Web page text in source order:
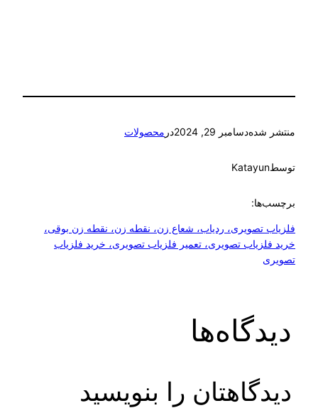
منتشر شده دسامبر 29, 2024 درمحصولات
توسطKatayun
برچسب‌ها:
فلزیاب تصویری، ردیاب، شعاع زن، نقطه زن، نقطه زن بوقی،
خرید فلزیاب تصویری، تعمیر فلزیاب تصویری، خرید فلزیاب
تصویری
دیدگاه‌ها
دیدگاهتان را بنویسید